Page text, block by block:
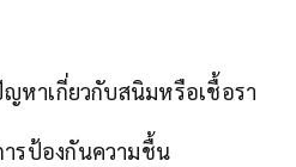
หาเกี่ยวกับสนิมหรือเชื้อรา
ารป้องกันความชื้น